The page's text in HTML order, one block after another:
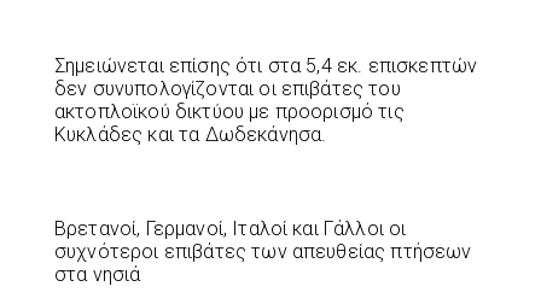
Σημειώνεται επίσης ότι στα 5,4 εκ. επισκεπτών
δεν συνυπολογίζονται οι επιβάτες του
ακτοπλοϊκού δικτύου με προορισμό τις
Κυκλάδες και τα Δωδεκάνησα.
Βρετανοί, Γερμανοί, Ιταλοί και Γάλλοι οι
συχνότεροι επιβάτες των απευθείας πτήσεων
στα νησιά